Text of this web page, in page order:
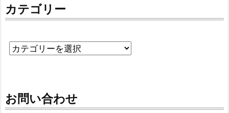
カテゴリー
お問い合わせ